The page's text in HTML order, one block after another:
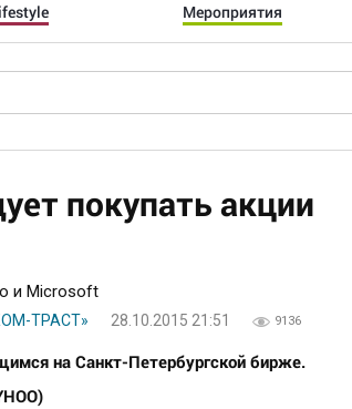
Мероприятия
покупать акции
ТРАСТ» 28.10.2015 21:51 9136
на Санкт-Петербургской бирже.